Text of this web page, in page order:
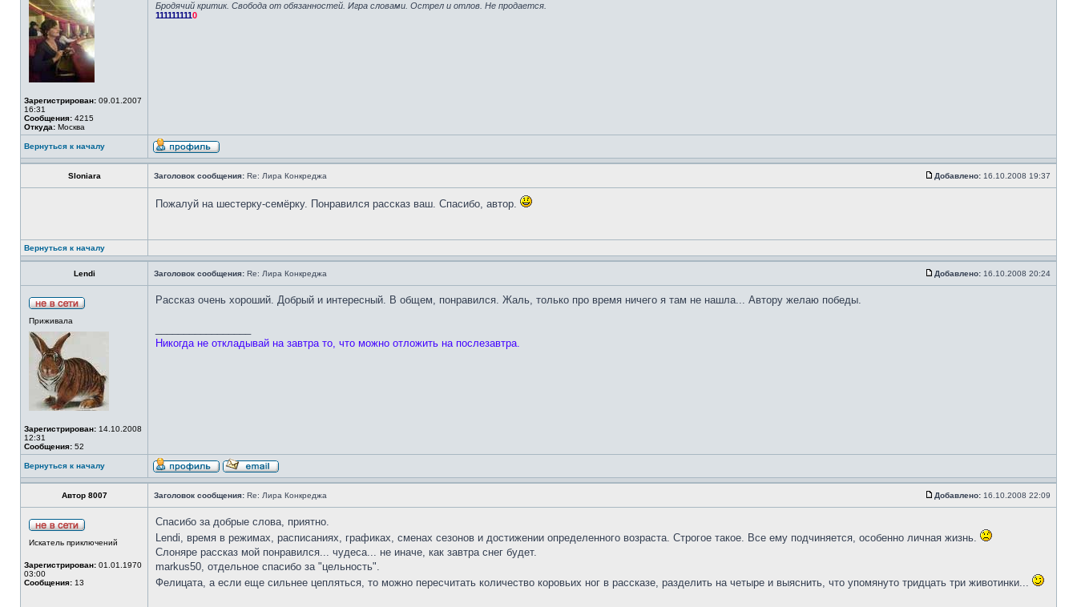
Зарегистрирован: 09.01.2007
16:31
Сообщения: 4215
Откуда: Москва
Бродячий критик. Свобода от обязанностей. Игра словами. Острел и отлов. Не продается.
1111111110
Вернуться к началу
Sloniara Заголовок сообщения: Re: Лира Конкреджа Добавлено: 16.10.2008 19:37
Пожалуй на шестерку-семёрку. Понравился рассказ ваш. Спасибо, автор.
Вернуться к началу
Lendi Заголовок сообщения: Re: Лира Конкреджа Добавлено: 16.10.2008 20:24
Приживала
Зарегистрирован: 14.10.2008
12:31
Сообщения: 52
Рассказ очень хороший. Добрый и интересный. В общем, понравился. Жаль, только про время ничего я там не нашла... Автору желаю победы.
Никогда не откладывай на завтра то, что можно отложить на послезавтра.
Вернуться к началу
Автор 8007 Заголовок сообщения: Re: Лира Конкреджа Добавлено: 16.10.2008 22:09
Искатель приключений
Зарегистрирован: 01.01.1970
03:00
Сообщения: 13
Спасибо за добрые слова, приятно.
Lendi, время в режимах, расписаниях, графиках, сменах сезонов и достижении определенного возраста. Строгое такое. Все ему подчиняется, особенно личная жизнь.
Слоняре рассказ мой понравился... чудеса... не иначе, как завтра снег будет.
markus50, отдельное спасибо за "цельность".
Фелицата, а если еще сильнее цепляться, то можно пересчитать количество коровьих ног в рассказе, разделить на четыре и выяснить, что упомянуто тридцать три животинки...